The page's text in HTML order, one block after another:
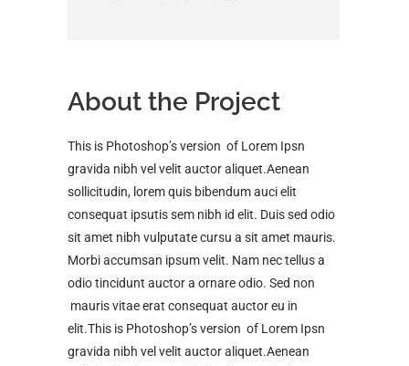
About the Project
This is Photoshop’s version of Lorem Ipsn
gravida nibh vel velit auctor aliquet.Aenean
sollicitudin, lorem quis bibendum auci elit
consequat ipsutis sem nibh id elit. Duis sed odio
sit amet nibh vulputate cursu a sit amet mauris.
Morbi accumsan ipsum velit. Nam nec tellus a
odio tincidunt auctor a ornare odio. Sed non
mauris vitae erat consequat auctor eu in
elit.This is Photoshop’s version of Lorem Ipsn
gravida nibh vel velit auctor aliquet.Aenean